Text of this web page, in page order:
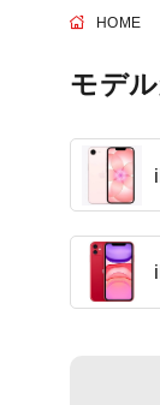
HOME
モデ